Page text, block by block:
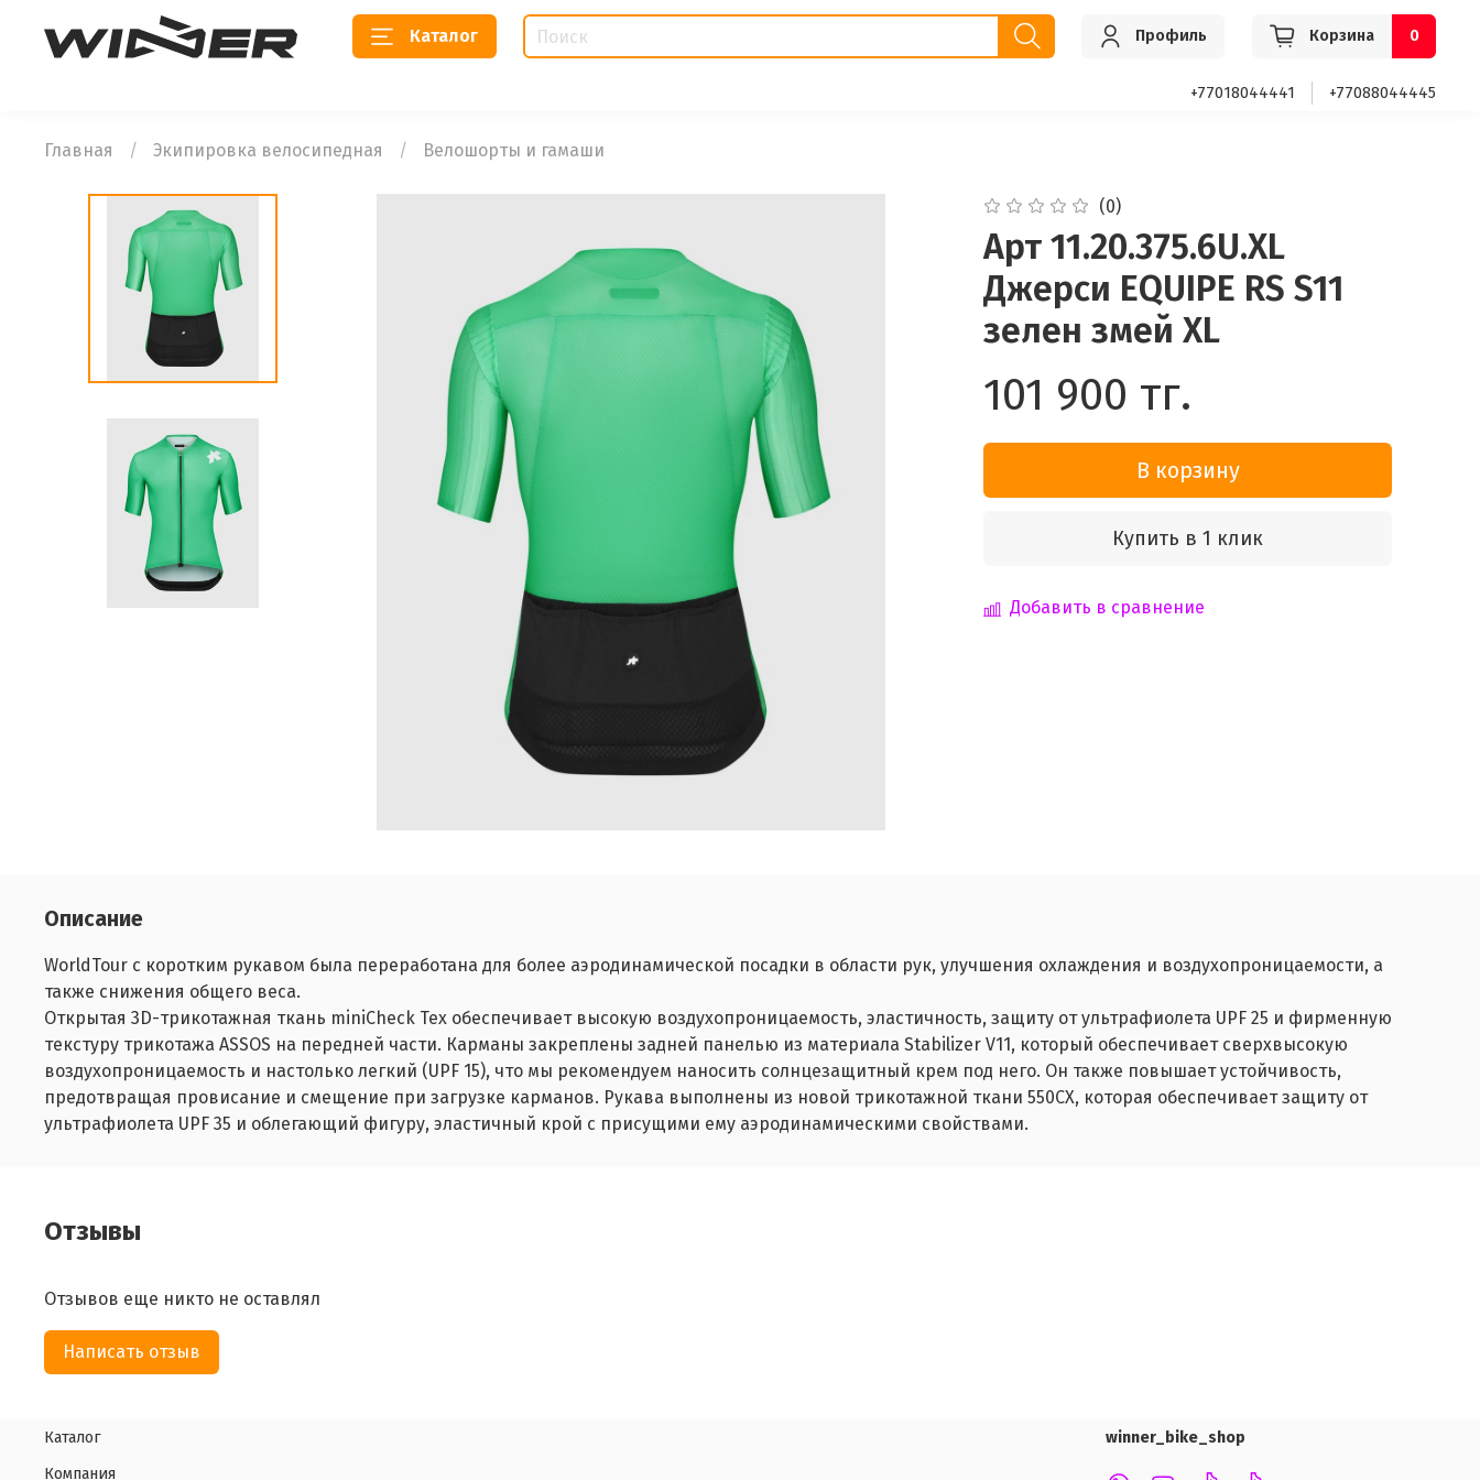
Каталог Профиль Корзина 0
+77018044441 +77088044445
Главная Экипировка велосипедная Велошорты и гамаши
(0)
Арт 11.20.375.6U.XL
Джерси EQUIPE RS S11
зелен змей XL
101 900 тг.
В корзину
Купить в 1 клик
Добавить в сравнение
Описание
WorldTour с коротким рукавом была переработана для более аэродинамической посадки в области рук, улучшения охлаждения и воздухопроницаемости, а
также снижения общего веса.
Открытая 3D-трикотажная ткань miniCheck Tex обеспечивает высокую воздухопроницаемость, эластичность, защиту от ультрафиолета UPF 25 и фирменную
текстуру трикотажа ASSOS на передней части. Карманы закреплены задней панелью из материала Stabilizer V11, который обеспечивает сверхвысокую
воздухопроницаемость и настолько легкий (UPF 15), что мы рекомендуем наносить солнцезащитный крем под него. Он также повышает устойчивость,
предотвращая провисание и смещение при загрузке карманов. Рукава выполнены из новой трикотажной ткани 550CX, которая обеспечивает защиту от
ультрафиолета UPF 35 и облегающий фигуру, эластичный крой с присущими ему аэродинамическими свойствами.
Отзывы
Отзывов еще никто не оставлял
Написать отзыв
Каталог
Компания
winner_bike_shop